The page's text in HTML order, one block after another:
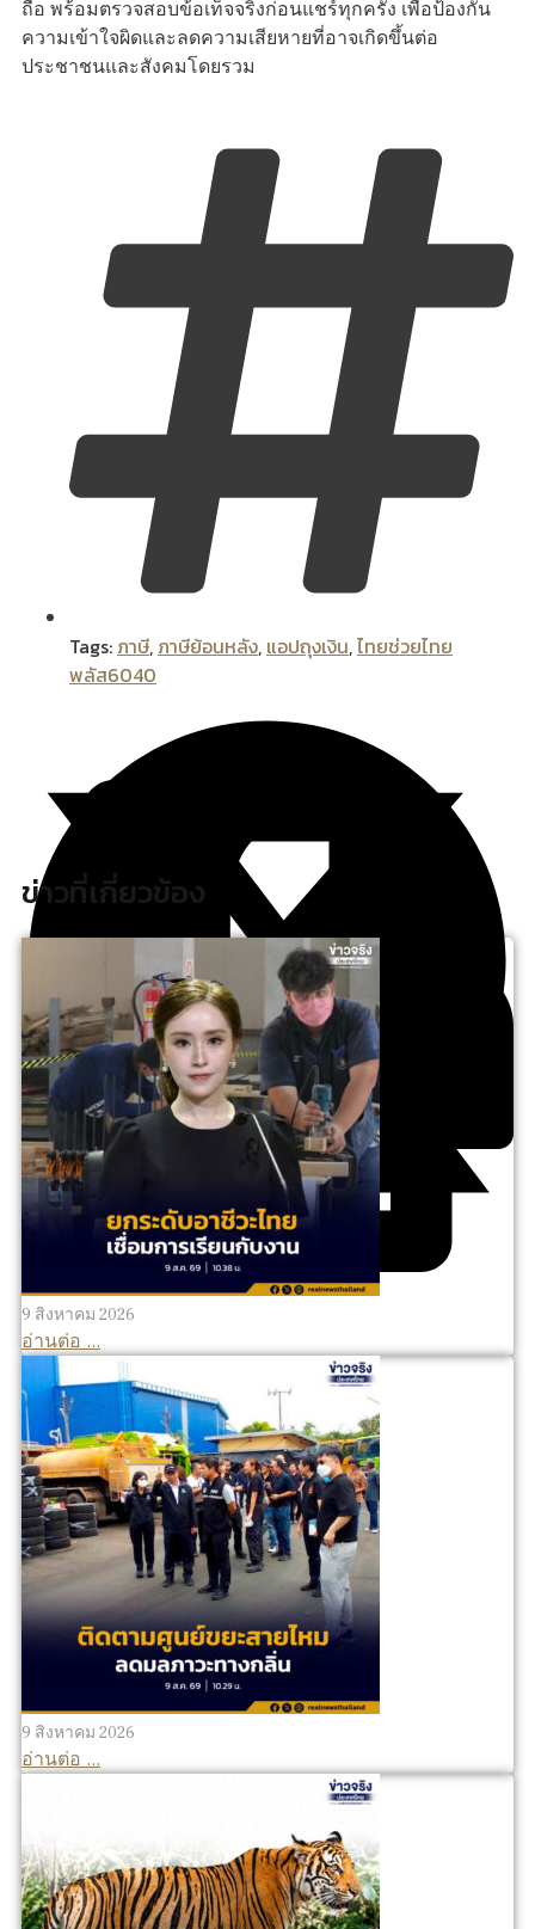
ถือ พร้อมตรวจสอบข้อเท็จจริงก่อนแชร์ทุกครั้ง เพื่อป้องกัน
ความเข้าใจผิดและลดความเสียหายที่อาจเกิดขึ้นต่อ
ประชาชนและสังคมโดยรวม
Tags: ภาษี, ภาษีย้อนหลัง, แอปถุงเงิน,ไทยช่วยไทย
พลัส6040
ข่าวที่เกี่ยวข้อง
9 สิงหาคม 2026
อ่านต่อ ...
9 สิงหาคม 2026
อ่านต่อ ...